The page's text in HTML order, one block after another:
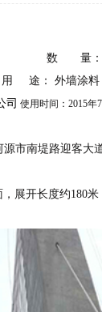
数 量：
： 外墙涂料
司 使用时间：2015年
市南堤路迎客大
展开长度约180